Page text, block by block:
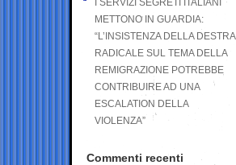
I SERVIZI SEGRETI ITALIANI
METTONO IN GUARDIA:
“L’INSISTENZA DELLA DESTRA
RADICALE SUL TEMA DELLA
REMIGRAZIONE POTREBBE
CONTRIBUIRE AD UNA
ESCALATION DELLA
VIOLENZA”
Commenti recenti